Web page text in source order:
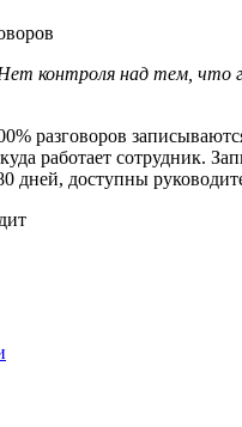
контроля над тем, что
разговоров
работает сотрудник.
дней, доступны